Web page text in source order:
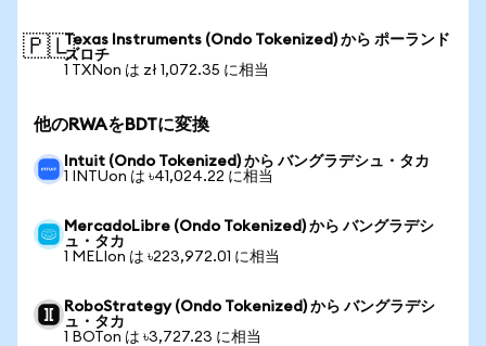
🇵🇱Texas Instruments (Ondo Tokenized) から ポーランド
ズロチ
1 TXNon は zł 1,072.35 に相当
他のRWAをBDTに変換
Intuit (Ondo Tokenized) から バングラデシュ・タカ
1 INTUon は ৳41,024.22 に相当
MercadoLibre (Ondo Tokenized) から バングラデシ
ュ・タカ
1 MELIon は ৳223,972.01 に相当
RoboStrategy (Ondo Tokenized) から バングラデシ
ュ・タカ
1 BOTon は ৳3,727.23 に相当